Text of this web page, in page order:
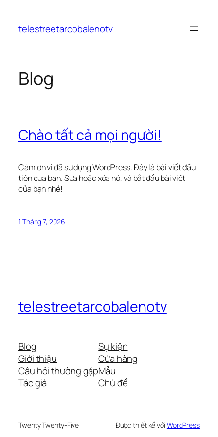
phầntelestreetarcobalenotv
Blog
Chào tất cả mọi người!
Cảm ơn vì đã sử dụng WordPress. Đây là bài viết đầu
tiên của bạn. Sửa hoặc xóa nó, và bắt đầu bài viết
của bạn nhé!
1 Tháng 7, 2026
telestreetarcobalenotv
Blog
Giới thiệu
Câu hỏi thường gặp
Tác giả
Sự kiện
Cửa hàng
Mẫu
Chủ đề
Twenty Twenty-Five Được thiết kế với WordPress